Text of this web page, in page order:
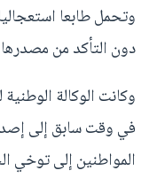
وتحمل طابعا
دون التأكد من
وكانت الوكالة
في وقت سابق إلى
المواطنين إلى توخي